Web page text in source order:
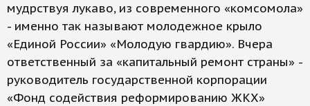
мудрствуя лукаво, из современного «комсомола»
- именно так называют молодежное крыло
«Единой России» «Молодую гвардию». Вчера
ответственный за «капитальный ремонт страны» -
руководитель государственной корпорации
«Фонд содействия реформированию ЖКХ»